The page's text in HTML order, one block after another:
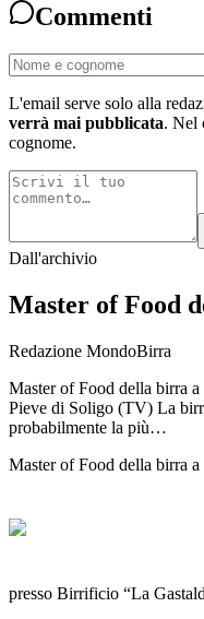
Commenti
L'email serve solo alla
verrà mai pubblicata. Nel
cognome.
Dall'archivio
Master of Food
Redazione MondoBirra
Master of Food della birra
Pieve di Soligo (TV) La
probabilmente la più…
Master of Food della birra a
presso Birrificio “La